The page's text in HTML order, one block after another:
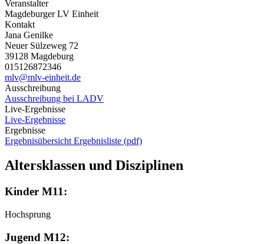
Veranstalter
Magdeburger LV Einheit
Kontakt
Jana Genilke
Neuer Sülzeweg 72
39128 Magdeburg
015126872346
mlv@mlv-einheit.de
Ausschreibung
Ausschreibung bei LADV
Live-Ergebnisse
Live-Ergebnisse
Ergebnisse
Ergebnisübersicht Ergebnisliste (pdf)
Altersklassen und Disziplinen
Kinder M11:
Hochsprung
Jugend M12: